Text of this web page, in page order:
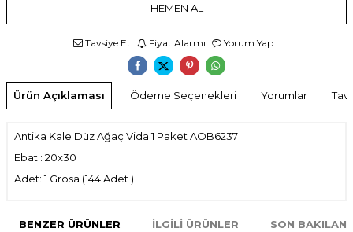
HEMEN AL
Tavsiye Et Fiyat Alarmı Yorum Yap
Ürün Açıklaması Ödeme Seçenekleri Yorumlar
Antika Kale Düz Ağaç Vida 1 Paket AOB6237
Ebat : 20x30
Adet: 1 Grosa (144 Adet )
BENZER ÜRÜNLER İLGILI ÜRÜNLER SON